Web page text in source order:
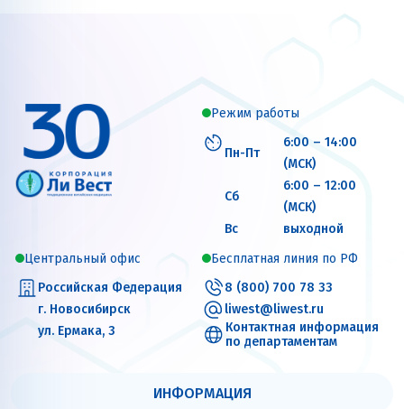
Режим работы
Пн-Пт
6:00 – 14:00
(МСК)
Сб
6:00 – 12:00
(МСК)
Вс
выходной
Центральный офис
Российская Федерация
г. Новосибирск
ул. Ермака, 3
Бесплатная линия по РФ
8 (800) 700 78 33
liwest@liwest.ru
Контактная информация
по департаментам
ИНФОРМАЦИЯ